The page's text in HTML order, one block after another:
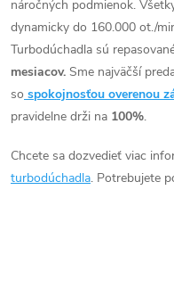
v
á
d
a
c
i
e
náročných podmienok.
dynamicky do 160.000 ot./
Turbodúchadla sú
mesiacov. Sme najväčší
so spokojnosťou overenou
pravidelne drži na 100%.
Chcete sa dozvedieť viac
turbodúchadla. Potrebujete